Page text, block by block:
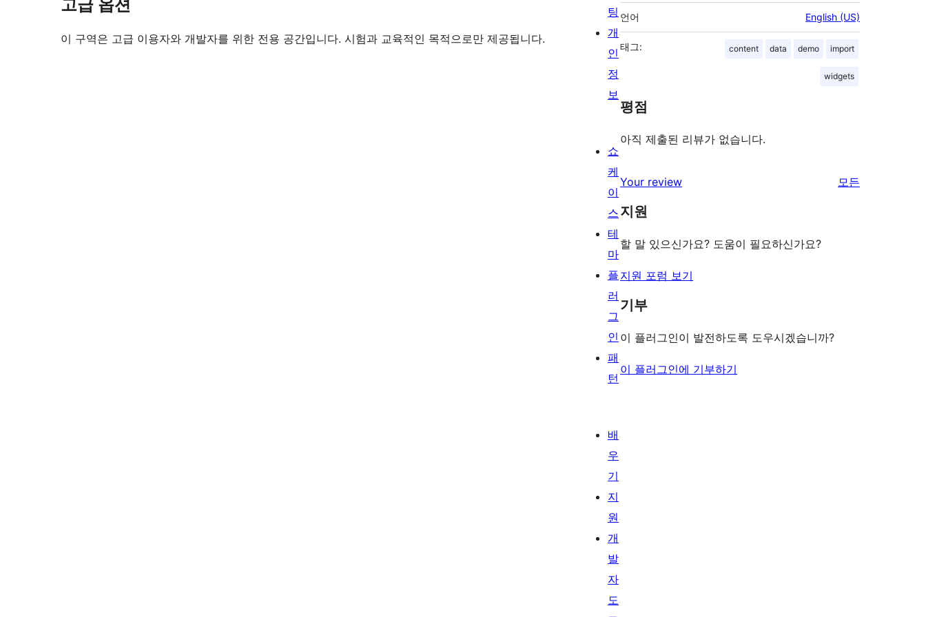
고급 옵션
이 구역은 고급 이용자와 개발자를 위한 전용 공간입니다. 시험과 교육적인 목적으로만 제공됩니다.
언어 English (US)
태그: content data demo import
widgets
평점
아직 제출된 리뷰가 없습니다.
Your review 모든
지원
할 말 있으신가요? 도움이 필요하신가요?
지원 포럼 보기
기부
이 플러그인이 발전하도록 도우시겠습니까?
이 플러그인에 기부하기
팅
개
인
정
보
쇼
케
이
스
테
마
플
러
그
인
패
턴
배
우
기
지
원
개
발
자
도